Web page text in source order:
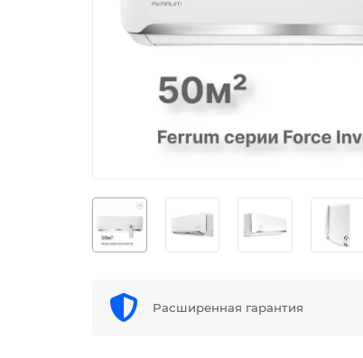
Расширенная гарантия